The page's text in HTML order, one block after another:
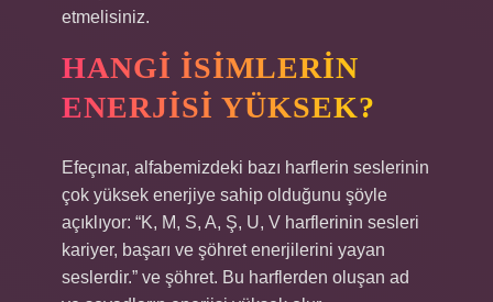
etmelisiniz.
HANGI ISIMLERIN
ENERJISI YÜKSEK?
Efeçınar, alfabemizdeki bazı harflerin seslerinin
çok yüksek enerjiye sahip olduğunu şöyle
açıklıyor: “K, M, S, A, Ş, U, V harflerinin sesleri
kariyer, başarı ve şöhret enerjilerini yayan
seslerdir.” ve şöhret. Bu harflerden oluşan ad